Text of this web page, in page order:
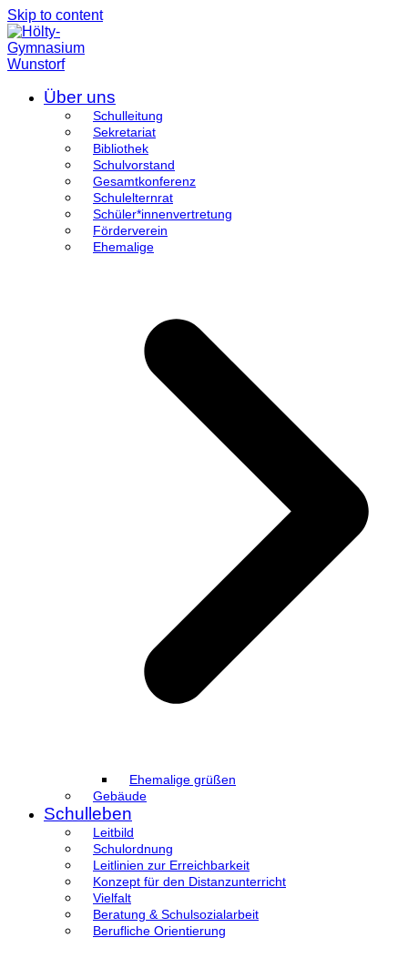
Skip to content
Über uns
Schulleitung
Sekretariat
Bibliothek
Schulvorstand
Gesamtkonferenz
Schulelternrat
Schüler*innenvertretung
Förderverein
Ehemalige
Ehemalige grüßen
Gebäude
Schulleben
Leitbild
Schulordnung
Leitlinien zur Erreichbarkeit
Konzept für den Distanzunterricht
Vielfalt
Beratung & Schulsozialarbeit
Berufliche Orientierung